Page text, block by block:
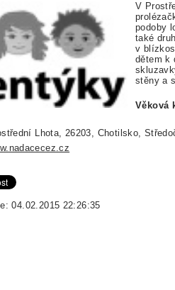
V
podoby
také
v
dětem k
stěny a
Věková
Lhota, 26203, Chotilsko,
04.02.2015 22:26:35